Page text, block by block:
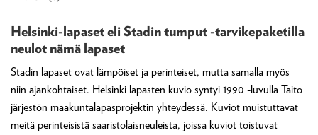
Helsinki-lapaset eli Stadin tumput -tarvikepaketilla
neulot nämä lapaset
Stadin lapaset ovat lämpöiset ja perinteiset, mutta samalla myös
niin ajankohtaiset. Helsinki lapasten kuvio syntyi 1990 -luvulla Taito
järjestön maakuntalapasprojektin yhteydessä. Kuviot muistuttavat
meitä perinteisistä saaristolaisneuleista, joissa kuviot toistuvat